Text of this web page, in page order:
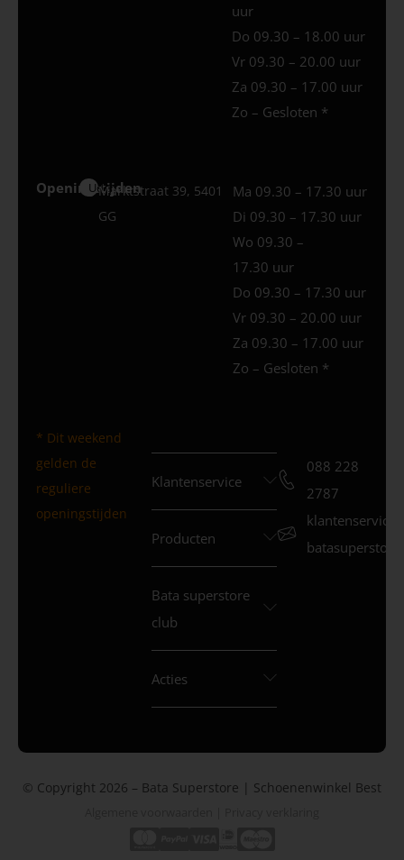
uur
Do 09.30 – 18.00 uur
Vr 09.30 – 20.00 uur
Za 09.30 – 17.00 uur
Zo – Gesloten *
Openingstijden
Uden
Marktstraat 39, 5401
GG
Ma 09.30 – 17.30 uur
Di 09.30 – 17.30 uur
Wo 09.30 –
17.30 uur
Do 09.30 – 17.30 uur
Vr 09.30 – 20.00 uur
Za 09.30 – 17.00 uur
Zo – Gesloten *
* Dit weekend
gelden de
reguliere
openingstijden
Klantenservice
Producten
Bata superstore
club
Acties
088 228
2787
© Copyright 2026 – Bata Superstore | Schoenenwinkel Best